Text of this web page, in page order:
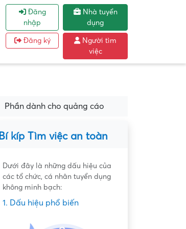
Đăng
nhập
Đăng ký
Nhà tuyển
dụng
Người tìm
việc
Phần dành cho quảng cáo
Bí kíp Tìm việc an toàn
Dưới đây là những dấu hiệu của
các tổ chức, cá nhân tuyển dụng
không minh bạch:
1. Dấu hiệu phổ biến